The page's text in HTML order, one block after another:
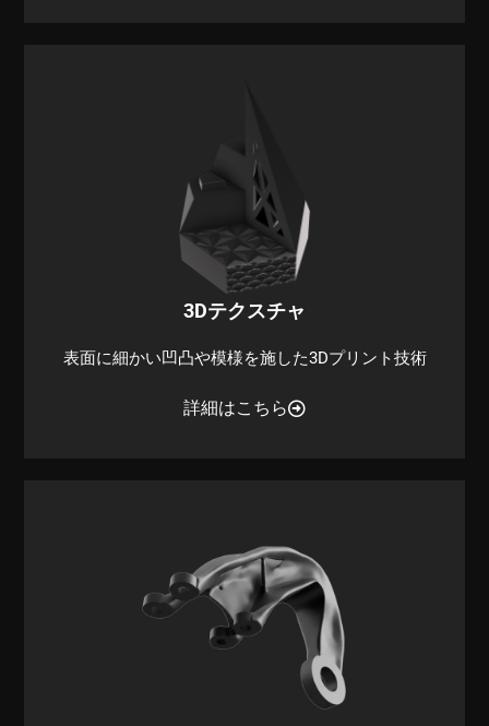
3Dテクスチャ
表面に細かい凹凸や模様を施した3Dプリント技術
詳細はこちら